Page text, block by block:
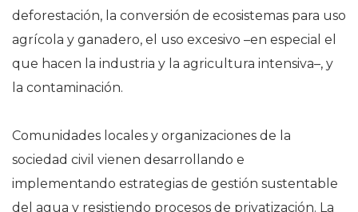
deforestación, la conversión de ecosistemas para uso
agrícola y ganadero, el uso excesivo –en especial el
que hacen la industria y la agricultura intensiva–, y
la contaminación.
Comunidades locales y organizaciones de la
sociedad civil vienen desarrollando e
implementando estrategias de gestión sustentable
del agua y resistiendo procesos de privatización. La